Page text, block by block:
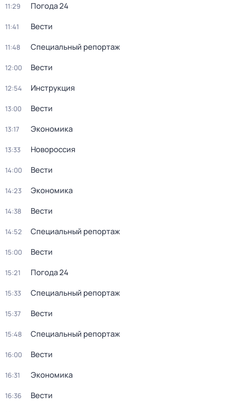
11:29 Погода 24
11:41 Вести
11:48 Специальный репортаж
12:00 Вести
12:54 Инструкция
13:00 Вести
13:17 Экономика
13:33 Новороссия
14:00 Вести
14:23 Экономика
14:38 Вести
14:52 Специальный репортаж
15:00 Вести
15:21 Погода 24
15:33 Специальный репортаж
15:37 Вести
15:48 Специальный репортаж
16:00 Вести
16:31 Экономика
16:36 Вести